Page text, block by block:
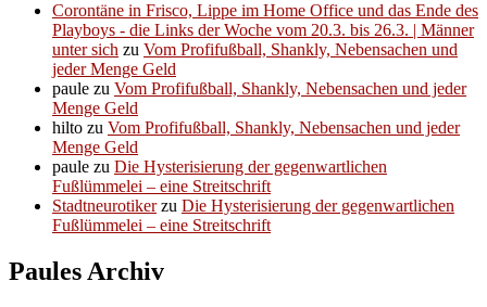
Corontäne in Frisco, Lippe im Home Office und das Ende des
Playboys - die Links der Woche vom 20.3. bis 26.3. | Männer
unter sich zu Vom Profifußball, Shankly, Nebensachen und
jeder Menge Geld
paule zu Vom Profifußball, Shankly, Nebensachen und jeder
Menge Geld
hilto zu Vom Profifußball, Shankly, Nebensachen und jeder
Menge Geld
paule zu Die Hysterisierung der gegenwartlichen
Fußlümmelei – eine Streitschrift
Stadtneurotikerzu Die Hysterisierung der gegenwartlichen
Fußlümmelei – eine Streitschrift
Paules Archiv